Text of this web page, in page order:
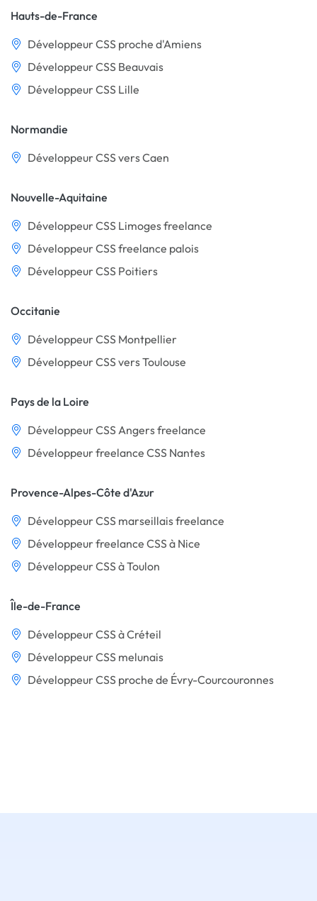
Hauts-de-France
Développeur CSS proche d'Amiens
Développeur CSS Beauvais
Développeur CSS Lille
Normandie
Développeur CSS vers Caen
Nouvelle-Aquitaine
Développeur CSS Limoges freelance
Développeur CSS freelance palois
Développeur CSS Poitiers
Occitanie
Développeur CSS Montpellier
Développeur CSS vers Toulouse
Pays de la Loire
Développeur CSS Angers freelance
Développeur freelance CSS Nantes
Provence-Alpes-Côte d'Azur
Développeur CSS marseillais freelance
Développeur freelance CSS à Nice
Développeur CSS à Toulon
Île-de-France
Développeur CSS à Créteil
Développeur CSS melunais
Développeur CSS proche de Évry-Courcouronnes